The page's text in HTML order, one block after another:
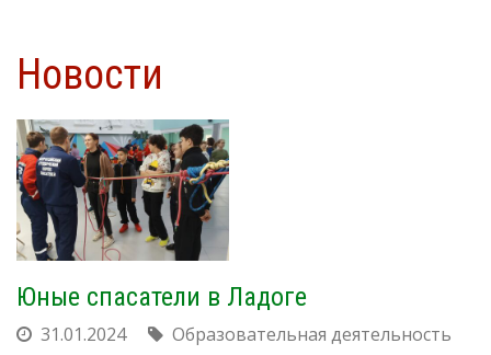
Новости
Юные спасатели в Ладоге
31.01.2024
Образовательная деятельность